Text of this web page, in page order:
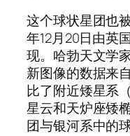
这个球状星团也
年12月20日由英
现。哈勃天文学
新图像的数据来
比了附近矮星系
星云和天炉座矮
团与银河系中的